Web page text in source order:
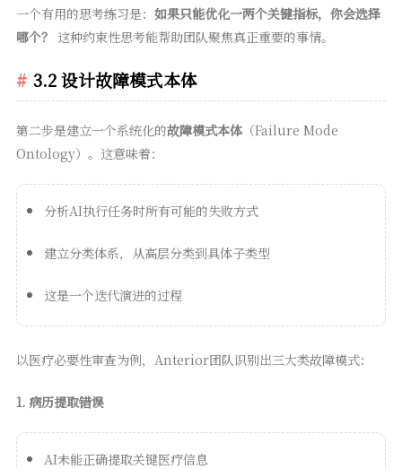
一个有用的思考练习是： 如果只能优化一两个关键指标，你会选择
哪个？ 这种约束性思考能帮助团队聚焦真正重要的事情。
3.2 设计故障模式本体
第二步是建立一个系统化的故障模式本体（Failure Mode
Ontology）。这意味着：
分析AI执行任务时所有可能的失败方式
建立分类体系，从高层分类到具体子类型
这是一个迭代演进的过程
以医疗必要性审查为例，Anterior团队识别出三大类故障模式：
1. 病历提取错误
AI未能正确提取关键医疗信息